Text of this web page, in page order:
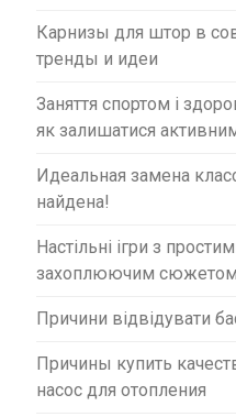
Карнизы для штор в
тренды и идеи
Заняття спортом і
як залишатися
Идеальная замена
найдена!
Настільні ігри з
захоплюючим сюжетом
Причини відвідувати
Причины купить
насос для отопления